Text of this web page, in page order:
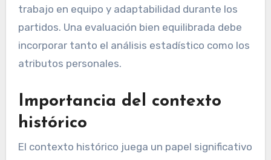
trabajo en equipo y adaptabilidad durante los
partidos. Una evaluación bien equilibrada debe
incorporar tanto el análisis estadístico como los
atributos personales.
Importancia del contexto
histórico
El contexto histórico juega un papel significativo